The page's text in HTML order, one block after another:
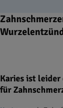
Karies ist leider
für